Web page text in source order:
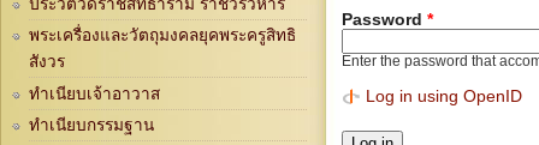
ประวัติวัดราชสิทธาราม ราชวรวิหาร
พระเครื่องและวัตถุมงคลยุคพระครูสิทธิ
สังวร
ทำเนียบเจ้าอาวาส
ทำเนียบกรรมฐาน
Password *
Enter the password that
Log in using OpenID